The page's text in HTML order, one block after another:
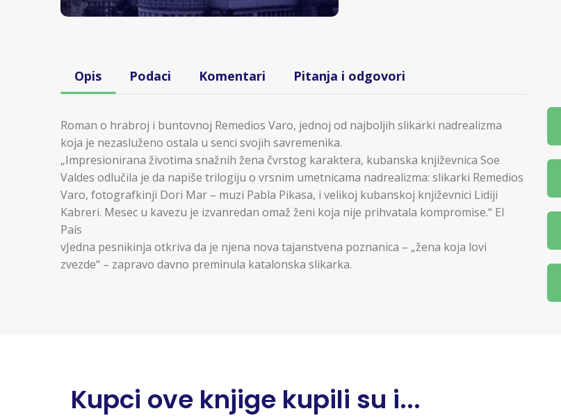
Opis Podaci Komentari Pitanja i odgovori
Roman o hrabroj i buntovnoj Remedios Varo, jednoj od najboljih slikarki nadrealizma
koja je nezasluženo ostala u senci svojih savremenika.
„Impresionirana životima snažnih žena čvrstog karaktera, kubanska književnica Soe
Valdes odlučila je da napiše trilogiju o vrsnim umetnicama nadrealizma: slikarki Remedios
Varo, fotografkinji Dori Mar – muzi Pabla Pikasa, i velikoj kubanskoj književnici Lidiji
Kabreri. Mesec u kavezu je izvanredan omaž ženi koja nije prihvatala kompromise.“ El
País
vJedna pesnikinja otkriva da je njena nova tajanstvena poznanica – „žena koja lovi
zvezde“ – zapravo davno preminula katalonska slikarka.
Kupci ove knjige kupili su i...